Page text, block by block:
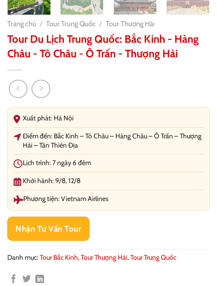
Trang chủ / Tour Trung Quốc / Tour Thượng Hải
Tour Du Lịch Trung Quốc: Bắc Kinh - Hàng
Châu - Tô Châu - Ô Trấn - Thượng Hải
Xuất phát: Hà Nội
Điểm đến: Bắc Kinh – Tô Châu – Hàng Châu – Ô Trấn – Thượng
Hải – Tân Thiên Địa
Lịch trình: 7 ngày 6 đêm
Khởi hành: 9/8, 12/8
Phương tiện: Vietnam Airlines
Nhận Tư Vấn Tour
Danh mục:Tour Bắc Kinh,Tour Thượng Hải,Tour Trung Quốc